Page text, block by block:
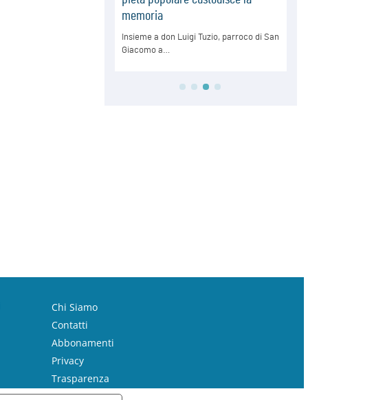
Chi Siamo
Contatti
Abbonamenti
Privacy
Trasparenza